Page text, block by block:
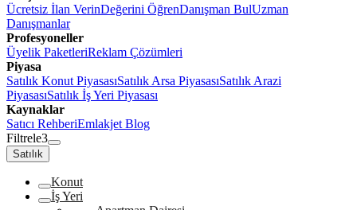
Ücretsiz İlan VerinDeğerini ÖğrenDanışman BulUzman
Danışmanlar
Profesyoneller
Üyelik PaketleriReklam Çözümleri
Piyasa
Satılık Konut PiyasasıSatılık Arsa PiyasasıSatılık Arazi
PiyasasıSatılık İş Yeri Piyasası
Kaynaklar
Satıcı RehberiEmlakjet Blog
Filtrele3
Satılık
Konut
İş Yeri